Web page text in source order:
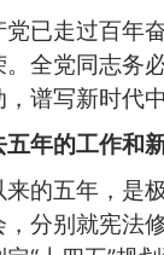
党已走过百年
全党同志务
谱写新时代
五年的工作和
的五年，是
分别就宪法